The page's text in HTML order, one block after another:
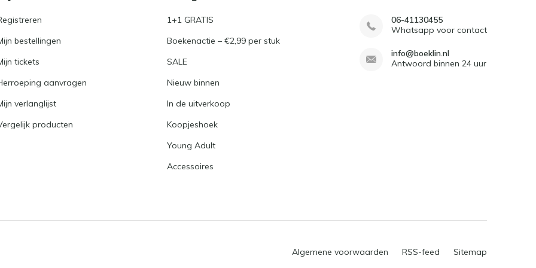
bestellingen
tickets
aanvragen
verlanglijst
producten
1+1 GRATIS
Boekenactie – €2,99 per stuk
SALE
Nieuw binnen
In de uitverkoop
Koopjeshoek
Young Adult
Accessoires
06-41130455
Whatsapp voor contact
info@boeklin.nl
Antwoord binnen 24 uur
Algemene voorwaarden RSS-feed Sitemap